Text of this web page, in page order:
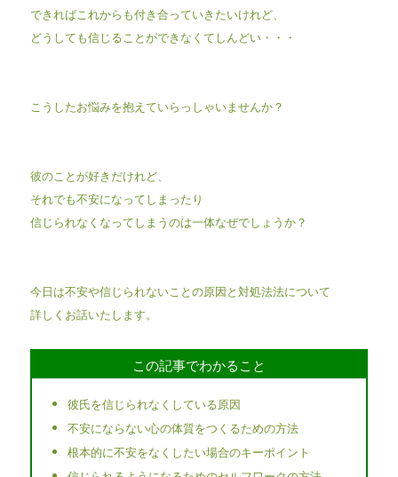
できればこれからも付き合っていきたいけれど、
どうしても信じることができなくてしんどい・・・
こうしたお悩みを抱えていらっしゃいませんか？
彼のことが好きだけれど、
それでも不安になってしまったり
信じられなくなってしまうのは一体なぜでしょうか？
今日は不安や信じられないことの原因と対処法法について
詳しくお話いたします。
この記事でわかること
彼氏を信じられなくしている原因
不安にならない心の体質をつくるための方法
根本的に不安をなくしたい場合のキーポイント